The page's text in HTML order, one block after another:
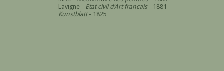
Lavigne - Etat civil d'Art francais- 1881
Kunstblatt- 1825